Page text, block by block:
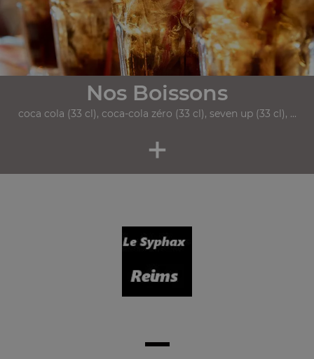
Nos Boissons
coca cola (33 cl), coca-cola zéro (33 cl), seven up (33 cl), ...
+